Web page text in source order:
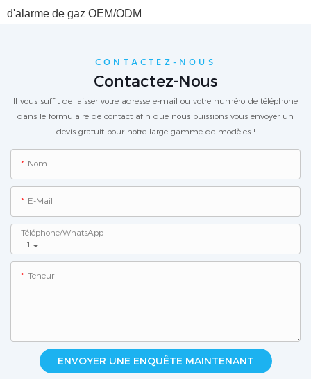
d'alarme de gaz OEM/ODM
CONTACTEZ-NOUS
Contactez-Nous
Il vous suffit de laisser votre adresse e-mail ou votre numéro de téléphone
dans le formulaire de contact afin que nous puissions vous envoyer un
devis gratuit pour notre large gamme de modèles !
Nom
E-Mail
+1
Téléphone/WhatsApp
Teneur
ENVOYER UNE ENQUÊTE MAINTENANT